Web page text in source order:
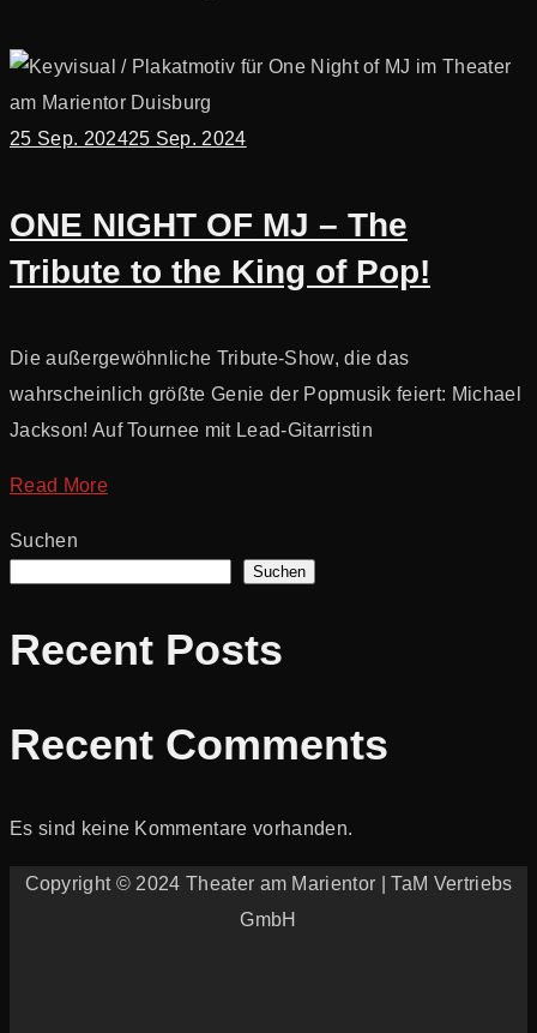
25 Sep. 202425 Sep. 2024
ONE NIGHT OF MJ – The
Tribute to the King of Pop!
Die außergewöhnliche Tribute-Show, die das
wahrscheinlich größte Genie der Popmusik feiert: Michael
Jackson! Auf Tournee mit Lead-Gitarristin
Read More
Suchen
Suchen
Recent Posts
Recent Comments
Es sind keine Kommentare vorhanden.
Copyright © 2024 Theater am Marientor | TaM Vertriebs
GmbH